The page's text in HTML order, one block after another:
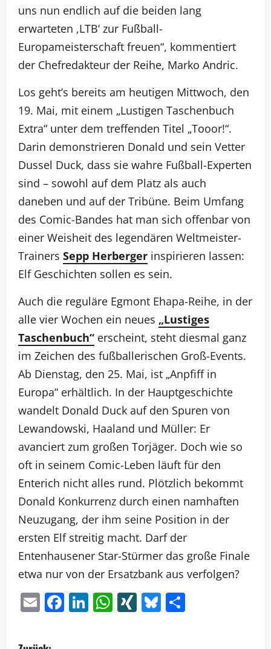
uns nun endlich auf die beiden lang
erwarteten ,LTB‘ zur Fußball-
Europameisterschaft freuen“, kommentiert
der Chefredakteur der Reihe, Marko Andric.
Los geht’s bereits am heutigen Mittwoch, den
19. Mai, mit einem „Lustigen Taschenbuch
Extra“ unter dem treffenden Titel „Tooor!“.
Darin demonstrieren Donald und sein Vetter
Dussel Duck, dass sie wahre Fußball-Experten
sind – sowohl auf dem Platz als auch
daneben und auf der Tribüne. Beim Umfang
des Comic-Bandes hat man sich offenbar von
einer Weisheit des legendären Weltmeister-
Trainers Sepp Herberger inspirieren lassen:
Elf Geschichten sollen es sein.
Auch die reguläre Egmont Ehapa-Reihe, in der
alle vier Wochen ein neues „Lustiges
Taschenbuch“ erscheint, steht diesmal ganz
im Zeichen des fußballerischen Groß-Events.
Ab Dienstag, den 25. Mai, ist „Anpfiff in
Europa“ erhältlich. In der Hauptgeschichte
wandelt Donald Duck auf den Spuren von
Lewandowski, Haaland und Müller: Er
avanciert zum großen Torjäger. Doch wie so
oft in seinem Comic-Leben läuft für den
Enterich nicht alles rund. Plötzlich bekommt
Donald Konkurrenz durch einen namhaften
Neuzugang, der ihm seine Position in der
ersten Elf streitig macht. Darf der
Entenhausener Star-Stürmer das große Finale
etwa nur von der Ersatzbank aus verfolgen?
EmailFacebook
LinkedIn
WhatsApp
XINGBluesky
B